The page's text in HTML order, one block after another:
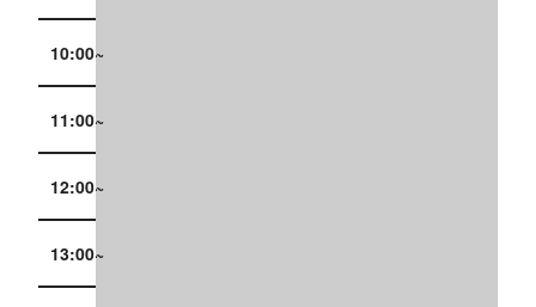
10:00~
11:00~
12:00~
13:00~